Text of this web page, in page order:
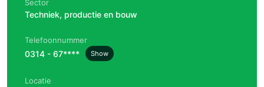
Sector
Techniek, productie en bouw
Telefoonnummer
0314 - 67**** Show
Locatie